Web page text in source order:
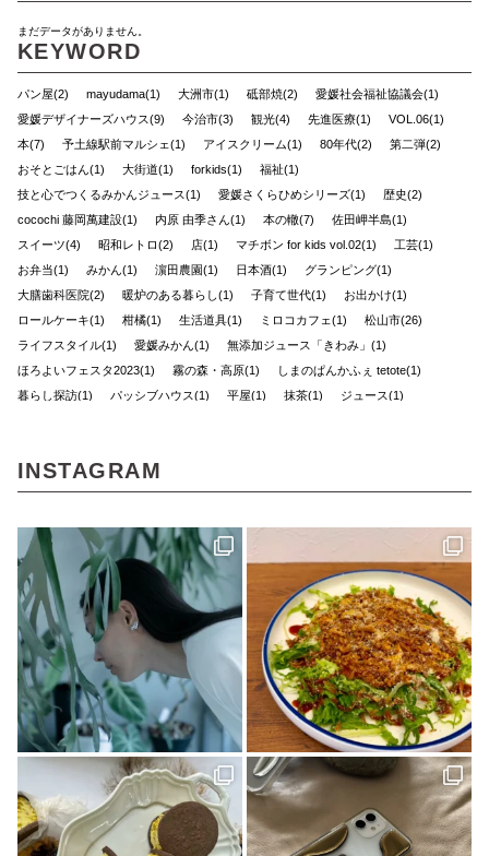
まだデータがありません。
KEYWORD
パン屋(2) mayudama(1) 大洲市(1) 砥部焼(2)
愛媛社会福祉協議会(1)
愛媛デザイナーズハウス(9)
今治市(3) 観光(4) 先進医療(1)
VOL.06(1)
本(7)
予土線駅前マルシェ(1) アイスクリーム(1) 80年代(2)
第二弾(2)
おそとごはん(1)
大街道(1) forkids(1)
福祉(1)
技と心でつくるみかんジュース(1)
愛媛さくらひめシリーズ(1)
歴史(2)
cocochi 藤岡萬建設(1)
内原 由季さん(1) 本の轍(7)
佐田岬半島(1)
スイーツ(4)
昭和レトロ(2) 店(1) マチボン for kids vol.02(1)
工芸(1)
お弁当(1)
みかん(1) 濵田農園(1) 日本酒(1)
グランピング(1)
大膳歯科医院(2)
暖炉のある暮らし(1) 子育て世代(1)
お出かけ(1)
ロールケーキ(1)
柑橘(1) 生活道具(1) ミロコカフェ(1)
松山市(26)
ライフスタイル(1)
愛媛みかん(1)
無添加ジュース「きわみ」(1)
ほろよいフェスタ2023(1)
霧の森・高原(1)
しまのぱんかふぇ tetote(1)
暮らし探訪(1)
パッシブハウス(1) 平屋(1) 抹茶(1)
ジュース(1)
大西水引(1)
みさき果樹園(1)
道の駅(2)
ONLY ONE STYLE 昭和建設 一級建築士事務所(1)
ミルク(1)
砥部(1)
メディカル(3) 宇和島市(2)
しまのぱんかふぇtetote(1)
平野 裕子さん(1)
奥伊予街道(2)
紅まどんな(1)
裏道(1)
高知(2) 珈琲(1) グリーン(1)
心地よい場所(3)
ショップ(1)
アクセサリー(1) 島のパン屋(1)
暮らしの設計デザイナー(1)
スタンプラリー(2)
モデルハウス(1) チーズケーキ(1)
濱田農園(1)
マチボン(25)
路地裏(1) 小豆島(1) レシピ(1) GajA(1)
マチボンヌ(1)
歯科医院(2)
公園(1) ジノモノ(1) 中島(1)
水と木の間で(1)
ポケモン(1)
内覧会(1) チーズ(1) VOL.10(2)
フードブロガー(7)
食堂(1)
ぼくらの松山グルメ(1) アウトドア(4) くま(1)
宇和島(2)
マチボンJOURNAL(20)
スポット(1) 狩猟(3)
和×モダン(1)
暮らし探訪日記(2)
ポケットモンスター(1) 見学会(1)
Marriage CAMP(2)
ラーメン(1) 食堂ノスタルジー(1)
グルメ(7)
キャンプ(8)
久万(1) 久万高原(1) メディカルレポート(2)
松野町(3)
INSTAGRAM